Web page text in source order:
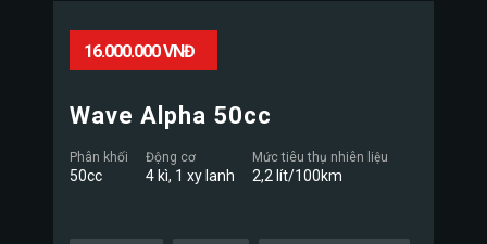
16.000.000 VNĐ
Wave Alpha 50cc
Phân khối
50cc
Động cơ
4 kì, 1 xy lanh
Mức tiêu thụ nhiên liệu
2,2 lít/100km